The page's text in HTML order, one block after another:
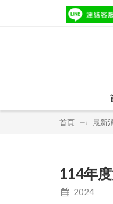
首頁 —› 最新
114年
2024